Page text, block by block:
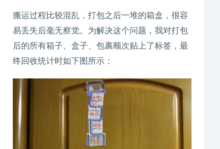
搬运过程比较混乱，打包之后一堆的箱盒，很容
易丢失后毫无察觉。为解决这个问题，我对打包
后的所有箱子、盒子、包裹顺次贴上了标签，最
终回收统计时如下图所示：